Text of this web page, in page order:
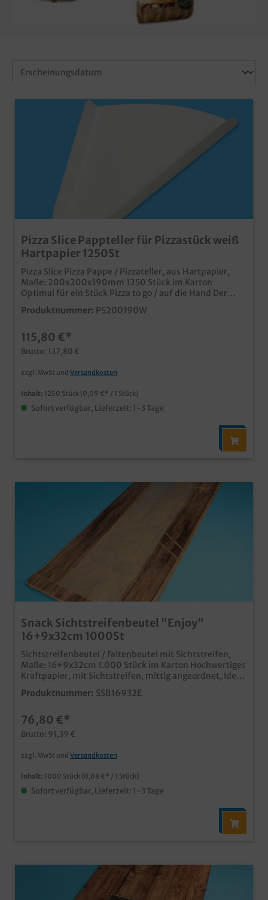
Pizza Slice Pappteller für Pizzastück weiß
Hartpapier 1250St
Pizza Slice Pizza Pappe / Pizzateller, aus Hartpapier,
Maße: 200x200x190mm 1250 Stück im Karton
Optimal für ein Stück Pizza to go / auf die Hand Der
Pizza Slice im neutralen Weißbiologisch abbaubar, da
unbeschichtetes Papier europäische Produktion für
25.000 Stück in Ihrem eigenen Design bedruckbar
Produktnummer: PS200190W
115,80 €*
Brutto: 137,80 €
zzgl. MwSt und Versandkosten
Inhalt: 1250 Stück (0,09 €* / 1 Stück)
Sofort verfügbar, Lieferzeit: 1-3 Tage
Snack Sichtstreifenbeutel "Enjoy"
16+9x32cm 1000St
Sichtstreifenbeutel / Faltenbeutel mit Sichtstreifen,
Maße: 16+9x32cm 1.000 Stück im Karton Hochwertiges
Kraftpapier, mit Sichtstreifen, mittig angeordnet, Ideal
für Snack-, Coffee- und Tankshop, auch im
Bäckerbereich verwendbar moderner "Enjoy your
Snackverpackungen in unserem Sortiment Qualität
Made in Germany auch individell bedruckbar, schon ab
30.000 Stück
Produktnummer: SSB16932E
76,80 €*
Brutto: 91,39 €
zzgl. MwSt und Versandkosten
Inhalt: 1000 Stück (0,08 €* / 1 Stück)
Sofort verfügbar, Lieferzeit: 1-3 Tage